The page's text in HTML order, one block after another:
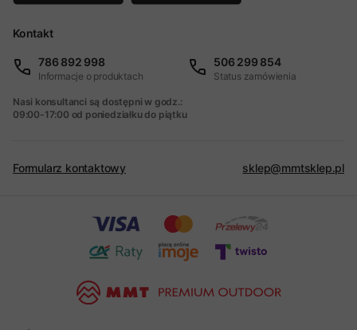
Kontakt
786 892 998
Informacje o produktach
506 299 854
Status zamówienia
Nasi konsultanci są dostępni w godz.:
09:00-17:00 od poniedziałku do piątku
Formularz kontaktowy sklep@mmtsklep.pl